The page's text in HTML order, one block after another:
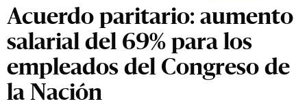
Acuerdo paritario: aumento
salarial del 69% para los
empleados del Congreso de
la Nación